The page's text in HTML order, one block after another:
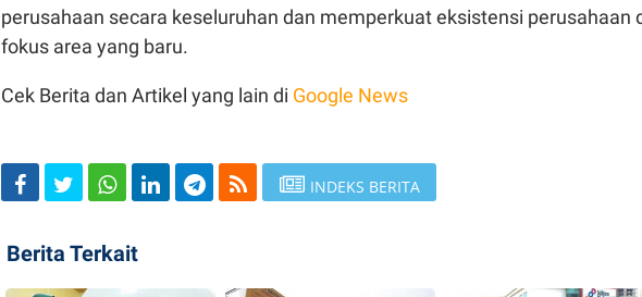
perusahaan secara keseluruhan dan memperkuat eksistensi perusahaan
fokus area yang baru.
Cek Berita dan Artikel yang lain di Google News
INDEKS BERITA
Berita Terkait